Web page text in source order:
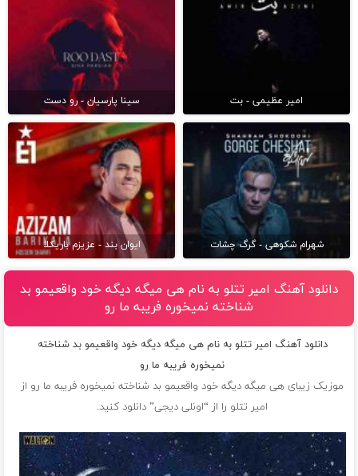
امیر عظیمی - بت سینا پارسیان - رو دست
شهرام شکوهی - گرگ چشات ایوان بند - عزیزم باریکلا
دانلود آهنگ امیر تتلو به نام هی میگه دیگه خود واقعیمو بد
شناخته نمیخوره فریبه ما رو
دانلود آهنگ امیر تتلو به نام هی میگه دیگه خود واقعیمو بد شناخته
نمیخوره فریبه ما رو
موزیک زیبای هی میگه دیگه خود واقعیمو بد شناخته نمیخوره فریبه ما رو از
امیر تتلو را از “اونلی دیجی” دانلود کنید.